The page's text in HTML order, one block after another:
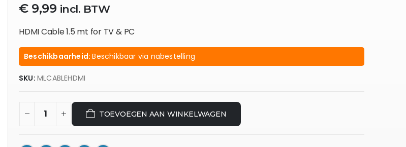
€9,99 incl. BTW
HDMI Cable 1.5 mt for TV & PC
Beschikbaarheid:Beschikbaar via nabestelling
SKU: MLCABLEHDMI
TOEVOEGEN AAN WINKELWAGEN